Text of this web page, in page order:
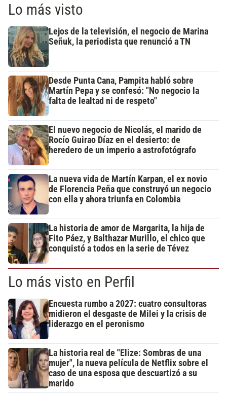
Lo más visto
Lejos de la televisión, el negocio de Marina
Señuk, la periodista que renunció a TN
Desde Punta Cana, Pampita habló sobre
Martín Pepa y se confesó: "No negocio la
falta de lealtad ni de respeto"
El nuevo negocio de Nicolás, el marido de
Rocío Guirao Díaz en el desierto: de
heredero de un imperio a astrofotógrafo
La nueva vida de Martín Karpan, el ex novio
de Florencia Peña que construyó un negocio
con ella y ahora triunfa en Colombia
La historia de amor de Margarita, la hija de
Fito Páez, y Balthazar Murillo, el chico que
conquistó a todos en la serie de Tévez
Lo más visto en Perfil
Encuesta rumbo a 2027: cuatro consultoras
midieron el desgaste de Milei y la crisis de
liderazgo en el peronismo
La historia real de "Elize: Sombras de una
mujer", la nueva película de Netflix sobre el
caso de una esposa que descuartizó a su
marido